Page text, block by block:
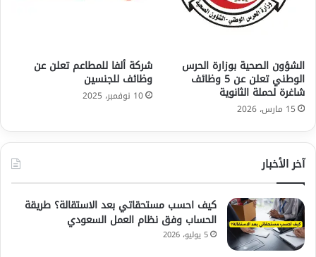
الشؤون الصحية بوزارة الحرس
الوطني تعلن عن 5 وظائف
شاغرة لحملة الثانوية
15 مارس، 2026
شركة ألفا للمطاعم تعلن عن
وظائف للجنسين
10 نوفمبر، 2025
آخر الأخبار
كيف احسب مستحقاتي بعد الاستقالة؟ طريقة
الحساب وفق نظام العمل السعودي
5 يوليو، 2026